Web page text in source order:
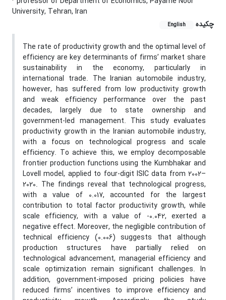
University, Tehran, Iran
چکیده
English
The rate of productivity growth and the optimal level of
efficiency are key determinants of firms’ market share
sustainability in the economy, particularly in
international trade. The Iranian automobile industry,
however, has suffered from low productivity growth
and weak efficiency performance over the past
decades, largely due to state ownership and
government-led management. This study evaluates
productivity growth in the Iranian automobile industry,
with a focus on technological progress and scale
efficiency. To achieve this, we employ decomposable
frontier production functions using the Kumbhakar and
Lovell model, applied to four-digit ISIC data from 2002–
2020. The findings reveal that technological progress,
with a value of 0.017, accounted for the largest
contribution to total factor productivity growth, while
scale efficiency, with a value of -0.042, exerted a
negative effect. Moreover, the negligible contribution of
technical efficiency (0.006) suggests that although
production structures have partially relied on
technological advancement, managerial efficiency and
scale optimization remain significant challenges. In
addition, government-imposed pricing policies have
reduced firms’ incentives to improve efficiency and